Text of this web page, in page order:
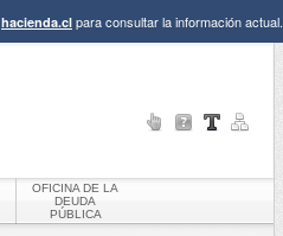
hacienda.cl para consultar la información actual.
OFICINA DE LA
DEUDA
PÚBLICA